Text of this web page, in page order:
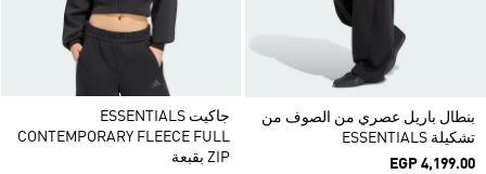
بنطال باريل عصري من الصوف من
تشكيلة ESSENTIALS
EGP 4,199.00
جاكيت ESSENTIALS
CONTEMPORARY FLEECE FULL
ZIP بقبعة